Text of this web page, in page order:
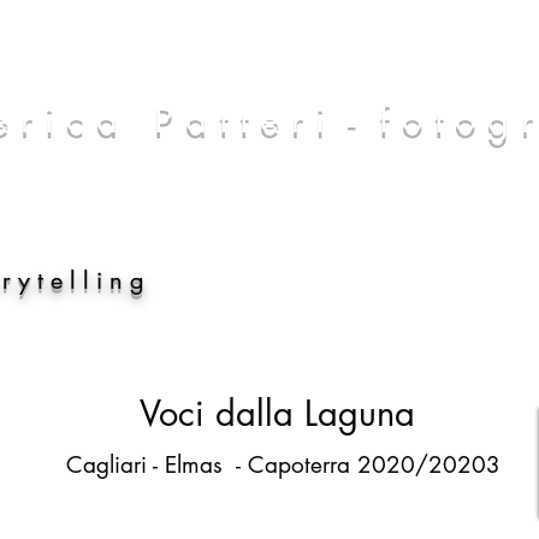
r i c a P a t t e r i - f o t o g
y t e l l i n g
Voci dalla Laguna
Cagliari - Elmas - Capoterra 2020/20203